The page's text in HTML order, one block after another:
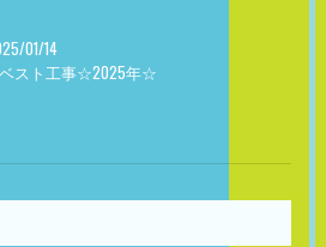
01/14
スト工事☆2025年☆